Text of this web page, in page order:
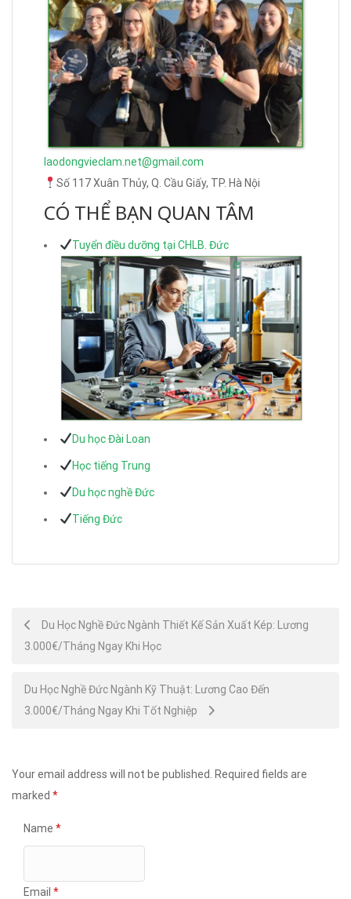
laodongvieclam.net@gmail.com
Số 117 Xuân Thủy, Q. Cầu Giấy, TP. Hà Nội
CÓ THỂ BẠN QUAN TÂM
Tuyển điều dưỡng tại CHLB. Đức
Du học Đài Loan
Học tiếng Trung
Du học nghề Đức
Tiếng Đức
Post
navigation
Du Học Nghề Đức Ngành Thiết Kế Sản Xuất Kép: Lương
3.000€/Tháng Ngay Khi Học
Du Học Nghề Đức Ngành Kỹ Thuật: Lương Cao Đến
3.000€/Tháng Ngay Khi Tốt Nghiệp
Your email address will not be published.
Required fields are
marked *
Name *
Email *